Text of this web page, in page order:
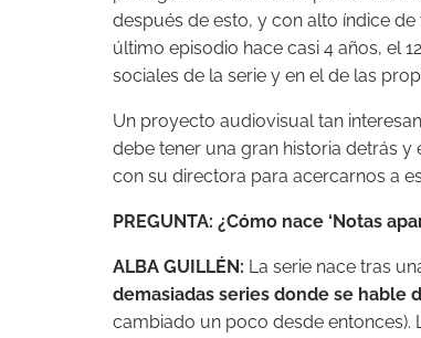
después de esto, y con alto índice
último episodio hace casi 4 años, el
sociales de la serie y en el de las
Un proyecto audiovisual tan
debe tener una gran historia detrás y
con su directora para acercarnos a
PREGUNTA: ¿Cómo nace ‘Notas
ALBA GUILLÉN: La serie nace tras
demasiadas series donde se hable
cambiado un poco desde entonces).